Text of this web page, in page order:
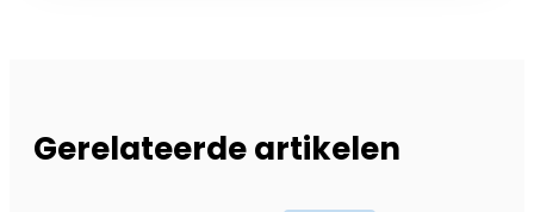
Gerelateerde artikelen